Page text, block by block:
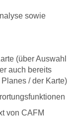
sowie
(über Auswahl
auch bereits
/ der Karte)
von CAFM